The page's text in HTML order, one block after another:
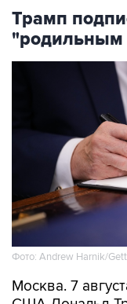
Трамп
"родильным
Фото: Andrew Harnik/
Москва. 7